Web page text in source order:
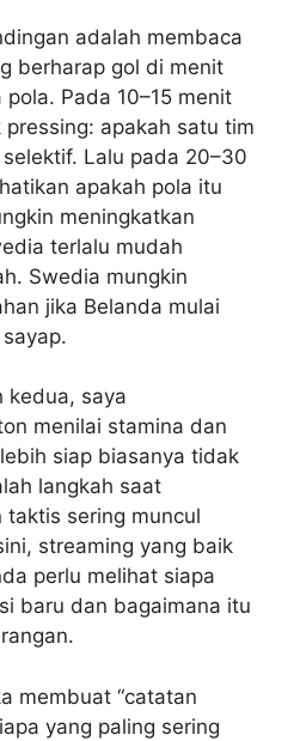
adalah membaca
berharap gol di menit
Pada 10–15 menit
apakah satu tim
Lalu pada 20–30
apakah pola itu
meningkatkan
terlalu mudah
Swedia mungkin
jika Belanda mulai
kedua, saya
menilai stamina dan
siap biasanya tidak
langkah saat
taktis sering muncul
streaming yang baik
perlu melihat siapa
baru dan bagaimana itu
membuat “catatan
yang paling sering